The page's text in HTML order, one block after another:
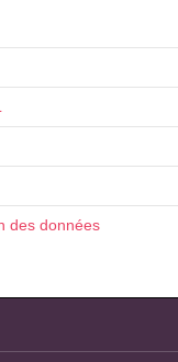
des données